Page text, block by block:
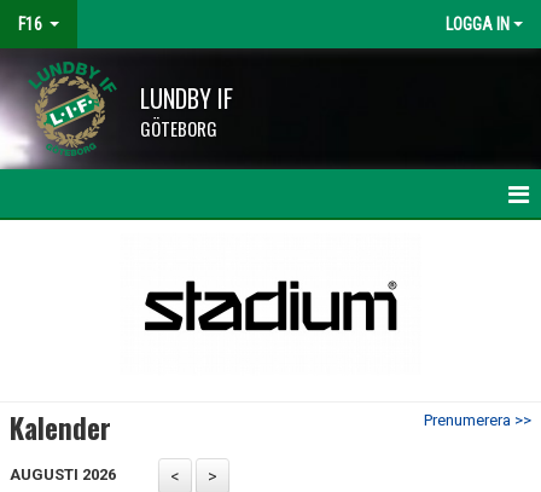
F16 LOGGA IN
LUNDBY IF
GÖTEBORG
Prenumerera >>
Kalender
AUGUSTI 2026